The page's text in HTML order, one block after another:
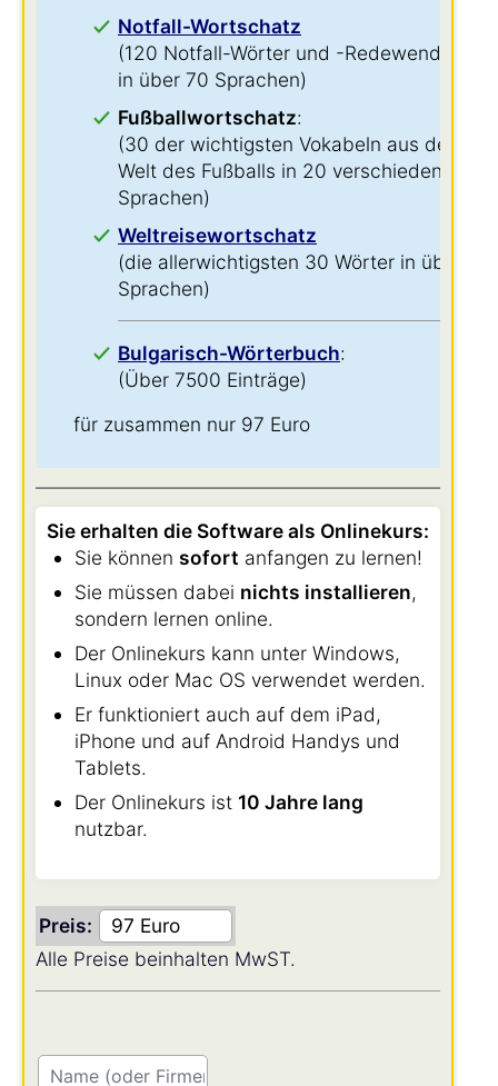
Notfall-Wortschatz
(120 Notfall-Wörter und -Redewendungen
in über 70 Sprachen)
Fußballwortschatz:
(30 der wichtigsten Vokabeln aus der
Welt des Fußballs in 20 verschiedenen
Sprachen)
Weltreisewortschatz
(die allerwichtigsten 30 Wörter in über 60
Sprachen)
Bulgarisch-Wörterbuch:
(Über 7500 Einträge)
für zusammen nur 97 Euro
Sie erhalten die Software als Onlinekurs:
Sie können sofort anfangen zu lernen!
Sie müssen dabei nichts installieren,
sondern lernen online.
Der Onlinekurs kann unter Windows,
Linux oder Mac OS verwendet werden.
Er funktioniert auch auf dem iPad,
iPhone und auf Android Handys und
Tablets.
Der Onlinekurs ist 10 Jahre lang
nutzbar.
Preis:
Alle Preise beinhalten MwST.